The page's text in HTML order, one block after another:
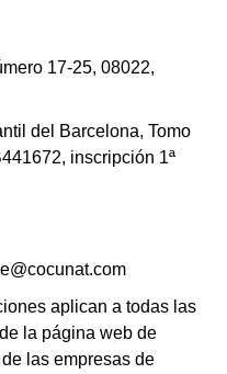
17-25, 08022,
del Barcelona, Tomo
inscripción 1ª
aplican a todas las
la página web de
las empresas de